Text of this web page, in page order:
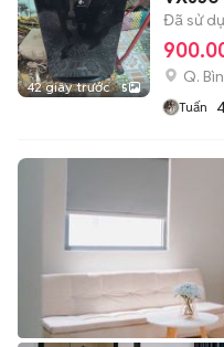
42 giây trước 5
Đã sử
Q.
Tuấn